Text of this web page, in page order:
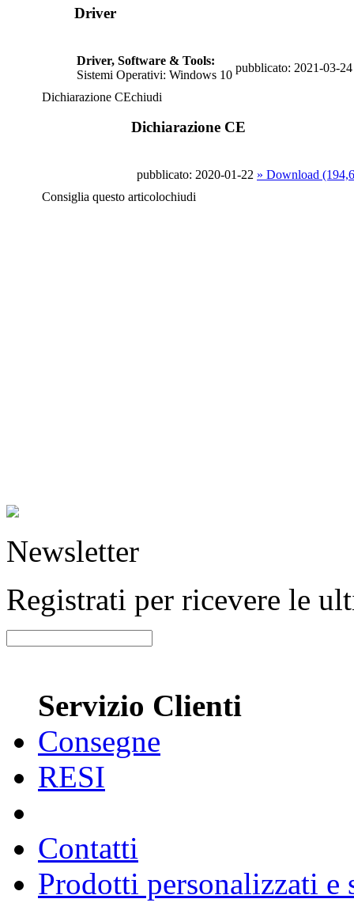
Driver
Driver, Software & Tools:
Sistemi Operativi: Windows 10
pubblicato: 2021-03-24
Dichiarazione CEchiudi
Dichiarazione CE
pubblicato: 2020-01-22 » Download
Consiglia questo articolochiudi
Newsletter
Registrati per ricevere le
Servizio Clienti
Consegne
RESI
Contatti
Prodotti personalizzati e